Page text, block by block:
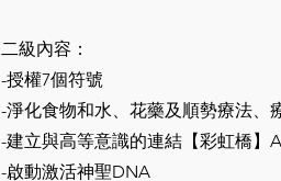
二級內容：
-授權7個符號
-淨化食物和水、花藥及順勢療法、
-建立與高等意識的連結【彩虹橋】
-啟動激活神聖DNA